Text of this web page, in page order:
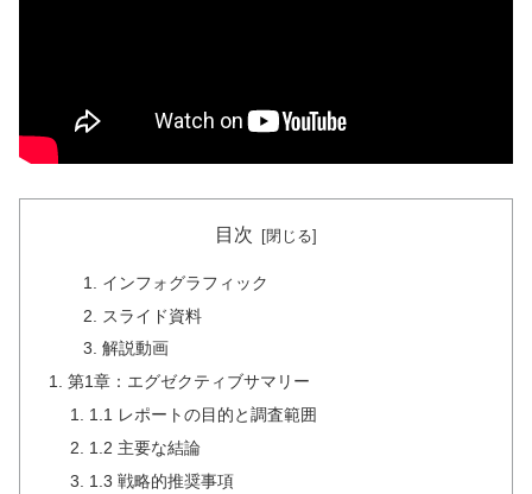
目次
インフォグラフィック
スライド資料
解説動画
第1章：エグゼクティブサマリー
1.1 レポートの目的と調査範囲
1.2 主要な結論
1.3 戦略的推奨事項